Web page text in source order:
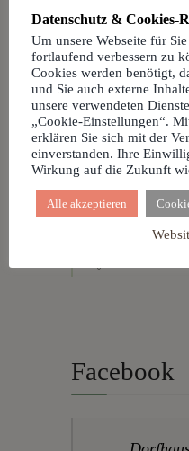
Dorfhaus
10 Dez.
Dorfhaus
29 Dez.
Dorfhaus
Silvesterparty
31 Dez.
Facebook
Datenschutz & Cookies-
Um unsere Webseite für
fortlaufend verbessern zu
Cookies werden benötigt,
und Sie auch externe
unsere verwendeten
„Cookie-Einstellungen“.
erklären Sie sich mit der
einverstanden. Ihre
Wirkung auf die Zukunft
Alle akzeptieren